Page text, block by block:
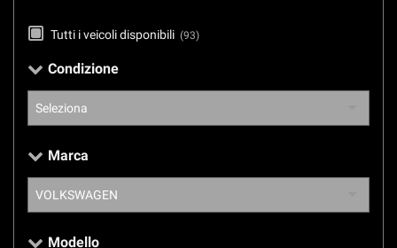
Tutti i veicoli disponibili (93)
Condizione
Marca
Modello
pannello
ti
esprimere
tue
preferenze
alle
di